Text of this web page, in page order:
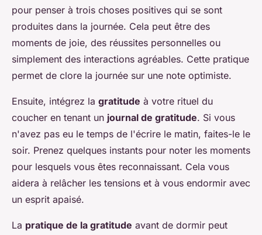
pour penser à trois choses positives qui se sont
produites dans la journée. Cela peut être des
moments de joie, des réussites personnelles ou
simplement des interactions agréables. Cette pratique
permet de clore la journée sur une note optimiste.
Ensuite, intégrez la gratitude à votre rituel du
coucher en tenant un journal de gratitude. Si vous
n'avez pas eu le temps de l'écrire le matin, faites-le le
soir. Prenez quelques instants pour noter les moments
pour lesquels vous êtes reconnaissant. Cela vous
aidera à relâcher les tensions et à vous endormir avec
un esprit apaisé.
La pratique de la gratitude avant de dormir peut